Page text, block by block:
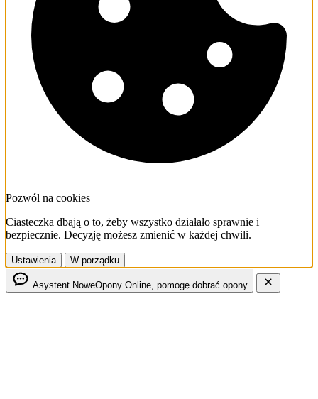
Pozwól na cookies
Ciasteczka dbają o to, żeby wszystko działało sprawnie i
bezpiecznie. Decyzję możesz zmienić w każdej chwili.
Ustawienia W porządku
Asystent NoweOpony Online, pomogę dobrać opony